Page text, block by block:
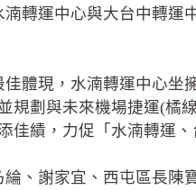
轉運中心與大台中轉
體現，水湳轉運中心
劃與未來機場捷運(
佳績，力促「水湳轉運、
、謝家宜、西屯區長